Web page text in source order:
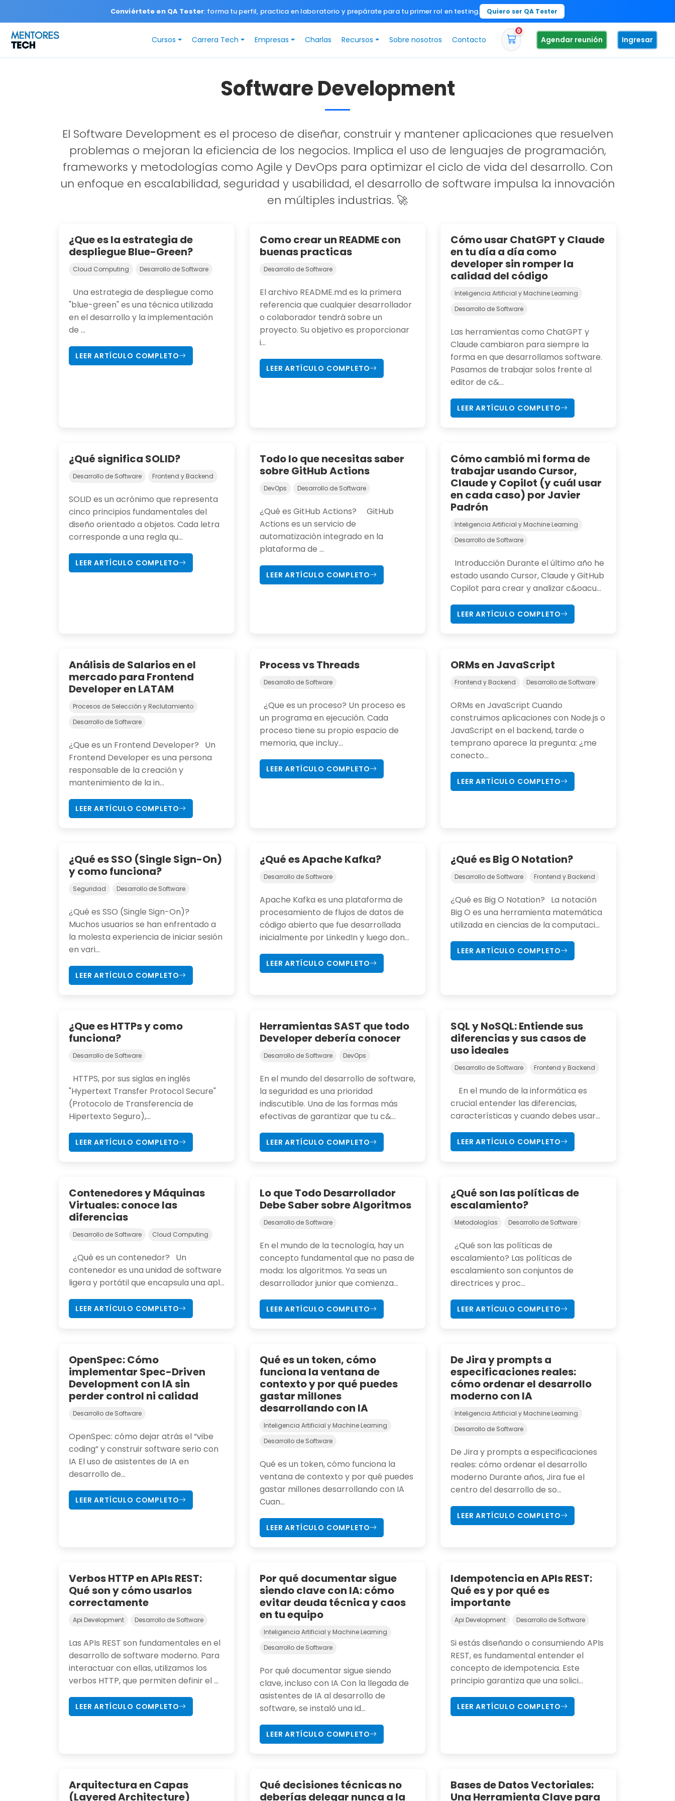
Conviértete en QA Tester: forma tu perfil, practica en laboratorio y prepárate para tu primer rol en testing. Quiero ser QA Tester
Cursos Carrera Tech Empresas Charlas Recursos Sobre nosotros Contacto
0
Agendar reunión Ingresar
Software Development
El Software Development es el proceso de diseñar, construir y mantener aplicaciones que resuelven
problemas o mejoran la eficiencia de los negocios. Implica el uso de lenguajes de programación,
frameworks y metodologías como Agile y DevOps para optimizar el ciclo de vida del desarrollo. Con
un enfoque en escalabilidad, seguridad y usabilidad, el desarrollo de software impulsa la innovación
en múltiples industrias. 🚀
¿Que es la estrategia de
despliegue Blue-Green?
Cloud Computing Desarrollo de Software
Una estrategia de despliegue como
"blue-green" es una técnica utilizada
en el desarrollo y la implementación
de ...
LEER ARTÍCULO COMPLETO
Como crear un README con
buenas practicas
Desarrollo de Software
El archivo README.md es la primera
referencia que cualquier desarrollador
o colaborador tendrá sobre un
proyecto. Su objetivo es proporcionar
i...
LEER ARTÍCULO COMPLETO
Cómo usar ChatGPT y Claude
en tu día a día como
developer sin romper la
calidad del código
Inteligencia Artificial y Machine Learning
Desarrollo de Software
Las herramientas como ChatGPT y
Claude cambiaron para siempre la
forma en que desarrollamos software.
Pasamos de trabajar solos frente al
editor de c&...
LEER ARTÍCULO COMPLETO
¿Qué significa SOLID?
Desarrollo de Software Frontend y Backend
SOLID es un acrónimo que representa
cinco principios fundamentales del
diseño orientado a objetos. Cada letra
corresponde a una regla qu...
LEER ARTÍCULO COMPLETO
Todo lo que necesitas saber
sobre GitHub Actions
DevOps Desarrollo de Software
¿Qué es GitHub Actions? GitHub
Actions es un servicio de
automatización integrado en la
plataforma de ...
LEER ARTÍCULO COMPLETO
Cómo cambió mi forma de
trabajar usando Cursor,
Claude y Copilot (y cuál usar
en cada caso) por Javier
Padrón
Inteligencia Artificial y Machine Learning
Desarrollo de Software
Introducción Durante el último año he
estado usando Cursor, Claude y GitHub
Copilot para crear y analizar c&oacu...
LEER ARTÍCULO COMPLETO
Análisis de Salarios en el
mercado para Frontend
Developer en LATAM
Procesos de Selección y Reclutamiento
Desarrollo de Software
¿Que es un Frontend Developer? Un
Frontend Developer es una persona
responsable de la creación y
mantenimiento de la in...
LEER ARTÍCULO COMPLETO
Process vs Threads
Desarrollo de Software
¿Que es un proceso? Un proceso es
un programa en ejecución. Cada
proceso tiene su propio espacio de
memoria, que incluy...
LEER ARTÍCULO COMPLETO
ORMs en JavaScript
Frontend y Backend Desarrollo de Software
ORMs en JavaScript Cuando
construimos aplicaciones con Node.js o
JavaScript en el backend, tarde o
temprano aparece la pregunta: ¿me
conecto...
LEER ARTÍCULO COMPLETO
¿Qué es SSO (Single Sign-On)
y como funciona?
Seguridad Desarrollo de Software
¿Qué es SSO (Single Sign-On)?
Muchos usuarios se han enfrentado a
la molesta experiencia de iniciar sesión
en vari...
LEER ARTÍCULO COMPLETO
¿Qué es Apache Kafka?
Desarrollo de Software
Apache Kafka es una plataforma de
procesamiento de flujos de datos de
código abierto que fue desarrollada
inicialmente por LinkedIn y luego don...
LEER ARTÍCULO COMPLETO
¿Qué es Big O Notation?
Desarrollo de Software Frontend y Backend
¿Qué es Big O Notation? La notación
Big O es una herramienta matemática
utilizada en ciencias de la computaci...
LEER ARTÍCULO COMPLETO
¿Que es HTTPs y como
funciona?
Desarrollo de Software
HTTPS, por sus siglas en inglés
"Hypertext Transfer Protocol Secure"
(Protocolo de Transferencia de
Hipertexto Seguro),...
LEER ARTÍCULO COMPLETO
Herramientas SAST que todo
Developer debería conocer
Desarrollo de Software DevOps
En el mundo del desarrollo de software,
la seguridad es una prioridad
indiscutible. Una de las formas más
efectivas de garantizar que tu c&...
LEER ARTÍCULO COMPLETO
SQL y NoSQL: Entiende sus
diferencias y sus casos de
uso ideales
Desarrollo de Software Frontend y Backend
En el mundo de la informática es
crucial entender las diferencias,
características y cuando debes usar...
LEER ARTÍCULO COMPLETO
Contenedores y Máquinas
Virtuales: conoce las
diferencias
Desarrollo de Software Cloud Computing
¿Qué es un contenedor? Un
contenedor es una unidad de software
ligera y portátil que encapsula una apl...
LEER ARTÍCULO COMPLETO
Lo que Todo Desarrollador
Debe Saber sobre Algoritmos
Desarrollo de Software
En el mundo de la tecnología, hay un
concepto fundamental que no pasa de
moda: los algoritmos. Ya seas un
desarrollador junior que comienza...
LEER ARTÍCULO COMPLETO
¿Qué son las políticas de
escalamiento?
Metodologías Desarrollo de Software
¿Qué son las políticas de
escalamiento? Las políticas de
escalamiento son conjuntos de
directrices y proc...
LEER ARTÍCULO COMPLETO
OpenSpec: Cómo
implementar Spec-Driven
Development con IA sin
perder control ni calidad
Desarrollo de Software
OpenSpec: cómo dejar atrás el “vibe
coding” y construir software serio con
IA El uso de asistentes de IA en
desarrollo de...
LEER ARTÍCULO COMPLETO
Qué es un token, cómo
funciona la ventana de
contexto y por qué puedes
gastar millones
desarrollando con IA
Inteligencia Artificial y Machine Learning
Desarrollo de Software
Qué es un token, cómo funciona la
ventana de contexto y por qué puedes
gastar millones desarrollando con IA
Cuan...
LEER ARTÍCULO COMPLETO
De Jira y prompts a
especificaciones reales:
cómo ordenar el desarrollo
moderno con IA
Inteligencia Artificial y Machine Learning
Desarrollo de Software
De Jira y prompts a especificaciones
reales: cómo ordenar el desarrollo
moderno Durante años, Jira fue el
centro del desarrollo de so...
LEER ARTÍCULO COMPLETO
Verbos HTTP en APIs REST:
Qué son y cómo usarlos
correctamente
Api Development Desarrollo de Software
Las APIs REST son fundamentales en el
desarrollo de software moderno. Para
interactuar con ellas, utilizamos los
verbos HTTP, que permiten definir el ...
LEER ARTÍCULO COMPLETO
Por qué documentar sigue
siendo clave con IA: cómo
evitar deuda técnica y caos
en tu equipo
Inteligencia Artificial y Machine Learning
Desarrollo de Software
Por qué documentar sigue siendo
clave, incluso con IA Con la llegada de
asistentes de IA al desarrollo de
software, se instaló una id...
LEER ARTÍCULO COMPLETO
Idempotencia en APIs REST:
Qué es y por qué es
importante
Api Development Desarrollo de Software
Si estás diseñando o consumiendo APIs
REST, es fundamental entender el
concepto de idempotencia. Este
principio garantiza que una solici...
LEER ARTÍCULO COMPLETO
Arquitectura en Capas
(Layered Architecture)
Qué decisiones técnicas no
deberías delegar nunca a la
Bases de Datos Vectoriales:
Una Herramienta Clave para